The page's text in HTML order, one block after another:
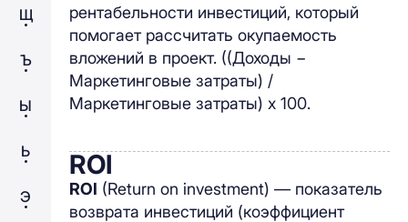
Щ
Ъ
Ы
Ь
Э
рентабельности инвестиций, который
помогает рассчитать окупаемость
вложений в проект. ((Доходы −
Маркетинговые затраты) /
Маркетинговые затраты) x 100.
ROI
ROI (Return on investment) — показатель
возврата инвестиций (коэффициент